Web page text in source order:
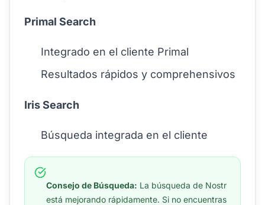
Primal Search
Integrado en el cliente Primal
Resultados rápidos y comprehensivos
Iris Search
Búsqueda integrada en el cliente
Consejo de Búsqueda: La búsqueda de Nostr
está mejorando rápidamente. Si no encuentras